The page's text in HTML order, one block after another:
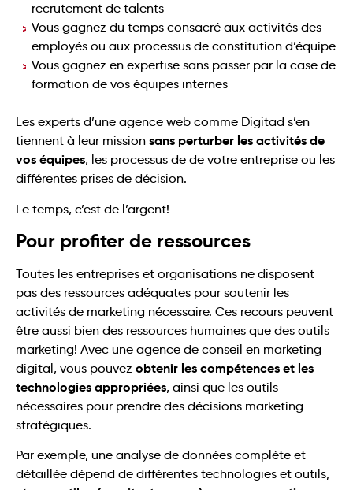
recrutement de talents
Vous gagnez du temps consacré aux activités des
employés ou aux processus de constitution d’équipe
Vous gagnez en expertise sans passer par la case de
formation de vos équipes internes
Les experts d’une agence web comme Digitad s’en
tiennent à leur mission sans perturber les activités de
vos équipes, les processus de de votre entreprise ou les
différentes prises de décision.
Le temps, c’est de l’argent!
Pour profiter de ressources
Toutes les entreprises et organisations ne disposent
pas des ressources adéquates pour soutenir les
activités de marketing nécessaire. Ces recours peuvent
être aussi bien des ressources humaines que des outils
marketing! Avec une agence de conseil en marketing
digital, vous pouvez obtenir les compétences et les
technologies appropriées, ainsi que les outils
nécessaires pour prendre des décisions marketing
stratégiques.
Par exemple, une analyse de données complète et
détaillée dépend de différentes technologies et outils,